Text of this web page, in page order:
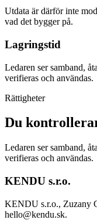
Utdata är därför inte
vad det bygger på.
Lagringstid
Ledaren ser samband,
verifieras och användas.
Rättigheter
Du
Ledaren ser samband,
verifieras och användas.
KENDU s.r.o.
KENDU s.r.o., Zuzany
hello@kendu.sk.